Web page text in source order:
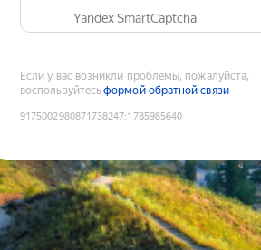
Yandex SmartCaptcha
Если у вас возникли проблемы, пожалуйста,
воспользуйтесьформой обратной связи
9175002980871738247:1785985640